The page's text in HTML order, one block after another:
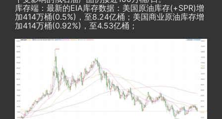
库存端：最新的EIA库存数据：美国原油库存(+SPR)增
加414万桶(0.5%)，至8.24亿桶；美国商业原油库存增
加414万桶(0.92%)，至4.53亿桶；